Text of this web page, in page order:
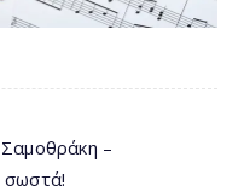
–
σωστά!